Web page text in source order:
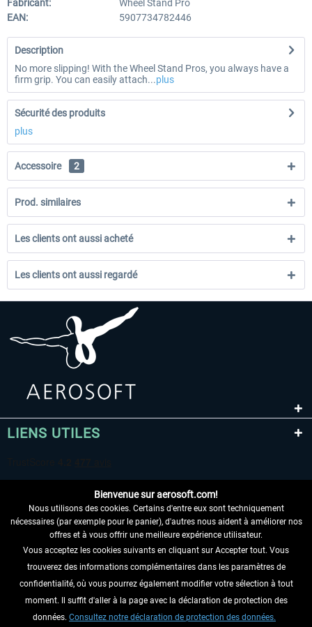
Fabricant:
Wheel Stand Pro
EAN:
5907734782446
Description
No more slipping! With the Wheel Stand Pros, you always have a
firm grip. You can easily attach...plus
Sécurité des produits
plus
Accessoire 2
Prod. similaires
Les clients ont aussi acheté
Les clients ont aussi regardé
LIENS UTILES
RENONCER AU CONTRAT ICI
INFORMATIONS
NE MANQUEZ PAS LES DERNIÈRES
Bienvenue sur aerosoft.com!
Nous utilisons des cookies. Certains d'entre eux sont techniquement
nécessaires (par exemple pour le panier), d'autres nous aident à améliorer nos
offres et à vous offrir une meilleure expérience utilisateur.
Vous acceptez les cookies suivants en cliquant sur Accepter tout. Vous
trouverez des informations complémentaires dans les paramètres de
confidentialité, où vous pourrez également modifier votre sélection à tout
moment. Il suffit d'aller à la page avec la déclaration de protection des
données. Consultez notre déclaration de protection des données.